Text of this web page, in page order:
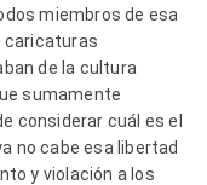
miembros de esa
caricaturas
de la cultura
sumamente
considerar cuál es el
no cabe esa libertad
y violación a los